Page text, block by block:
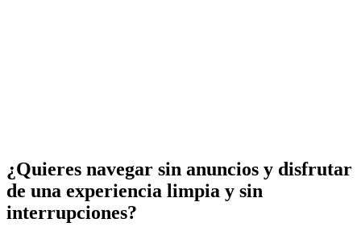
¿Quieres navegar sin anuncios y disfrutar
de una experiencia limpia y sin
interrupciones?